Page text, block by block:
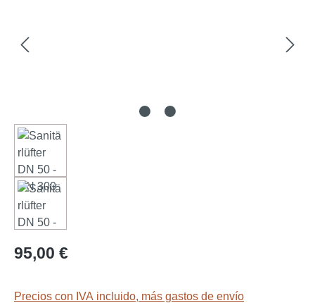
Precio normal:
95,00 €
Precios con IVA incluido, más gastos de envío